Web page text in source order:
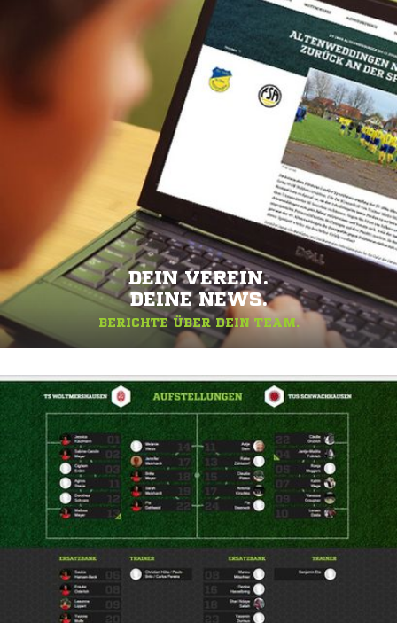
DEIN VEREIN.
DEINE NEWS.
BERICHTE ÜBER DEIN TEAM.